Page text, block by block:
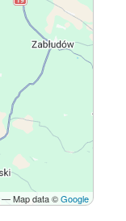
— Map data ©Google